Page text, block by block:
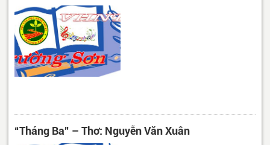
“Tháng Ba” – Thơ: Nguyễn Văn Xuân